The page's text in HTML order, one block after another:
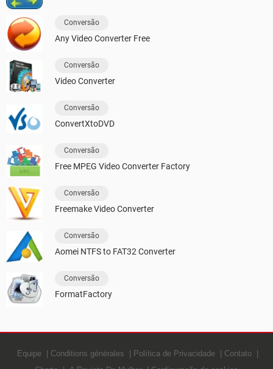
Conversão
Any Video Converter Free
Conversão
Video Converter
Conversão
ConvertXtoDVD
Conversão
Free MPEG Video Converter Factory
Conversão
Freemake Video Converter
Conversão
Aomei NTFS to FAT32 Converter
Conversão
FormatFactory
Equipe Conditions générales Política de Privacidade
Contato